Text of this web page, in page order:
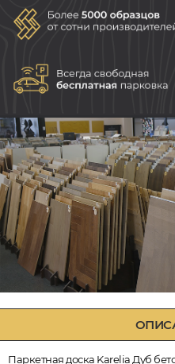
Паркетная доска Karelia Дуб